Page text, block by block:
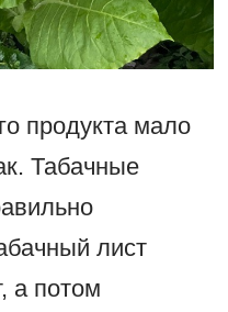
продукта мало
Табачные
лист
а потом